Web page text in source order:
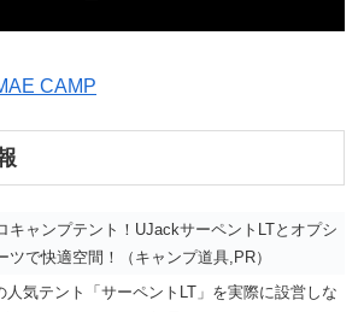
CAMP
キャンプテント！UJackサーペントLTとオプシ
ツで快適空間！（キャンプ道具,PR）
人気テント「サーペントLT」を実際に設営しな